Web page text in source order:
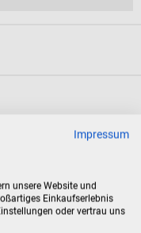
Impressum
unsere Website und
Einkaufserlebnis
oder vertrau uns